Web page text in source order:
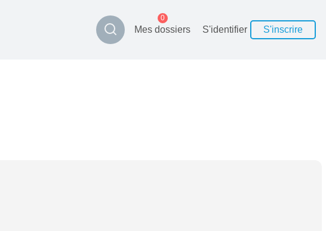
Mes dossiers
0
S'identifier S'inscrire